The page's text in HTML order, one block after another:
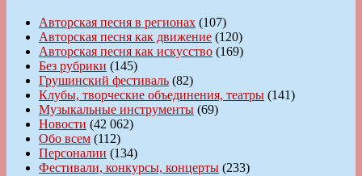
Авторская песня в регионах (107)
Авторская песня как движение (120)
Авторская песня как искусство (169)
Без рубрики (145)
Грушинский фестиваль (82)
Клубы, творческие объединения, театры (141)
Музыкальные инструменты (69)
Новости (42 062)
Обо всем (112)
Персоналии (134)
Фестивали, конкурсы, концерты (233)